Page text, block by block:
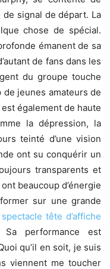
signal de départ. La
chose de spécial.
émanent de sa
de fans dans les
du groupe touche
jeunes amateurs de
également de haute
la dépression, la
teinté d’une vision
ont su conquérir un
transparents et
beaucoup d’énergie
sur une grande
tête d’affiche
Sa performance est
qu’il en soit, je suis
viennent me toucher